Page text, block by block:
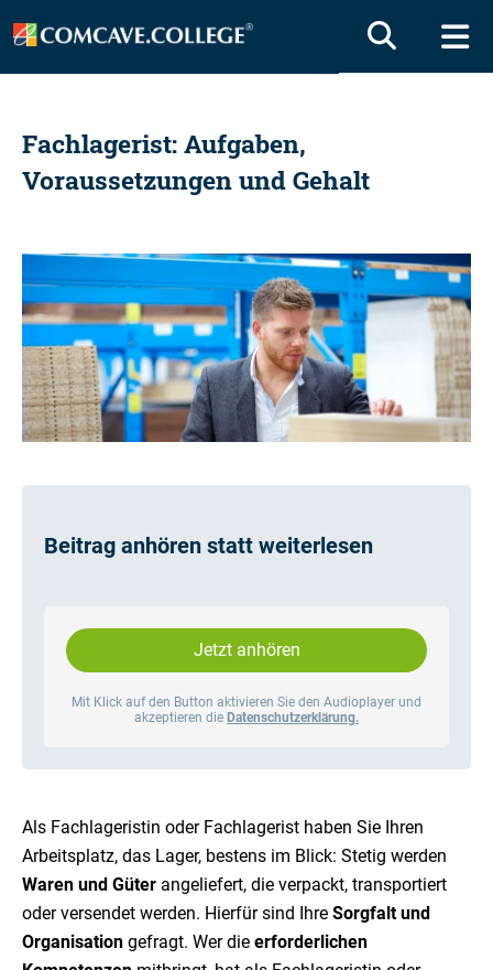
Fachlagerist: Aufgaben,
Voraussetzungen und Gehalt
Beitrag anhören statt weiterlesen
Jetzt anhören
Mit Klick auf den Button aktivieren Sie den Audioplayer und
akzeptieren die Datenschutzerklärung.
Als Fachlageristin oder Fachlagerist haben Sie Ihren
Arbeitsplatz, das Lager, bestens im Blick: Stetig werden
Waren und Güter angeliefert, die verpackt, transportiert
oder versendet werden. Hierfür sind Ihre Sorgfalt und
Organisation gefragt. Wer die erforderlichen